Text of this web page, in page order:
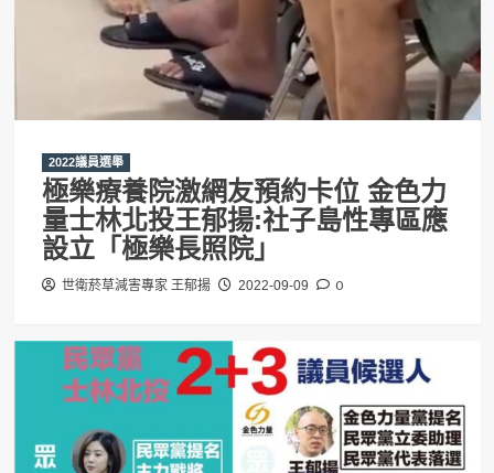
2022議員選舉
極樂療養院激網友預約卡位 金色力
量士林北投王郁揚:社子島性專區應
設立「極樂長照院」
世衛菸草減害專家 王郁揚 2022-09-09 0